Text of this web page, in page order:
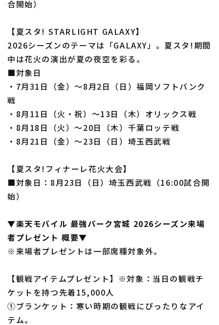
合開始）
【夏スタ! STARLIGHT GALAXY】
2026シーズンのテーマは「GALAXY」。夏スタ!期間
中は花火の演出が夏の夜空を彩る。
■対象日
・7月31日（金）～8月2日（日）福岡ソフトバンク
戦
・8月11日（火・祝）～13日（木）オリックス戦
・8月18日（火）～20日（木）千葉ロッテ戦
・8月21日（金）～23日（日）埼玉西武戦
【夏スタ!フィナーレ花火大会】
■対象日：8月23日（日）埼玉西武戦（16:00試合開
始）
▼楽天モバイル 最強パーク宮城 2026シーズン来場
者プレゼント 概要▼
※来場者プレゼントは一部席種対象外。
【観戦アイテムプレゼント】※対象：当日の観戦チ
ケットを持つ先着15,000人
①ブランケット：寒い時期の観戦にぴったりなアイ
テム。